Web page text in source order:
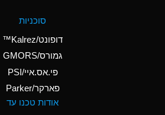
Ammonium Persulfate
Ammonium Phosphate
A
Ammonium Sulfate
B
סוכניות
דופונט/Kalrez™
גמורס/GMORS
פי.אס.איי/PSI
פארקר/Parker
אודות טכנו עד